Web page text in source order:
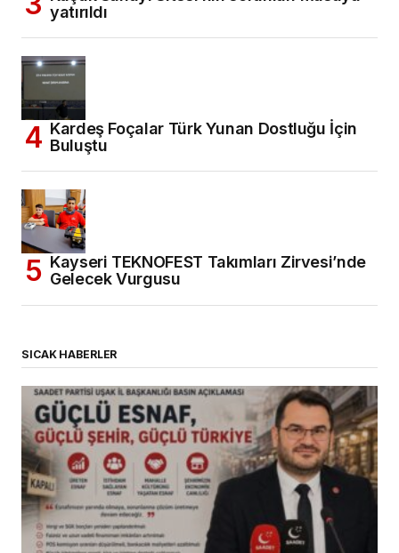
yatırıldı
Kardeş Foçalar Türk Yunan Dostluğu İçin
Buluştu
Kayseri TEKNOFEST Takımları Zirvesi’nde
Gelecek Vurgusu
SICAK HABERLER